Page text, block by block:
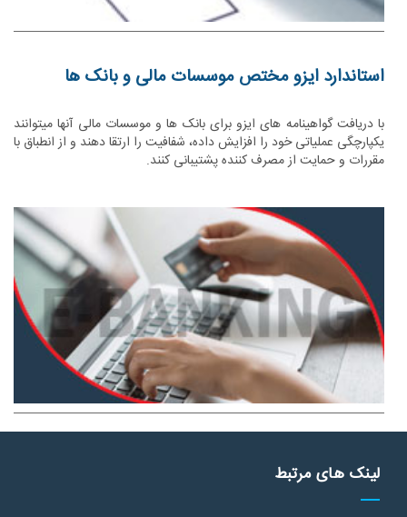
استاندارد ایزو مختص موسسات مالی و بانک ها
با دریافت گواهینامه های ایزو برای بانک ها و موسسات مالی آنها میتوانند
یکپارچگی عملیاتی خود را افزایش داده، شفافیت را ارتقا دهند و از انطباق با
مقررات و حمایت از مصرف کننده پشتیبانی کنند.
لینک های مرتبط